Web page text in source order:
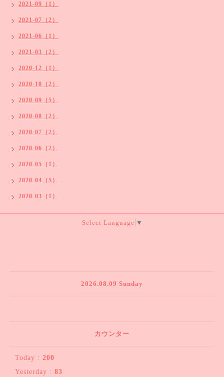
2021-09（1）
2021-07（2）
2021-06（1）
2021-03（2）
2020-12（1）
2020-10（2）
2020-09（5）
2020-08（2）
2020-07（2）
2020-06（2）
2020-05（1）
2020-04（5）
2020-03（1）
Select Language ▼
2026.08.09 Sunday
カウンター
Today : 200
Yesterday : 83